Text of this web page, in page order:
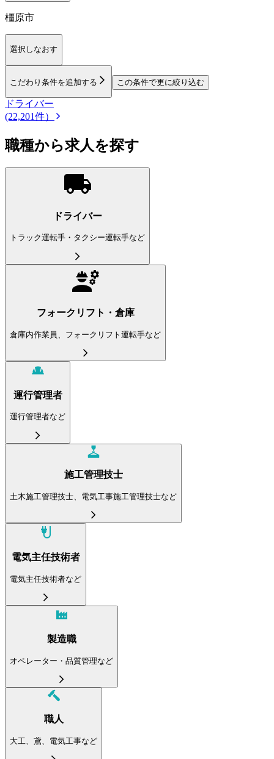
橿原市
選択しなおす
こだわり条件を追加する この条件で更に絞り込む
ドライバー
(22,201件）
職種から求人を探す
ドライバー
トラック運転手・タクシー運転手など
フォークリフト・倉庫
倉庫内作業員、フォークリフト運転手など
運行管理者
運行管理者など
施工管理技士
土木施工管理技士、電気工事施工管理技士など
電気主任技術者
電気主任技術者など
製造職
オペレーター・品質管理など
職人
大工、鳶、電気工事など